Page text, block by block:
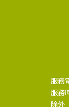
服務
服務
除外